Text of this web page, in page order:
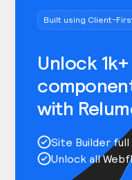
Built using Client-
Unlock
with
Site Builder full
Unlock all